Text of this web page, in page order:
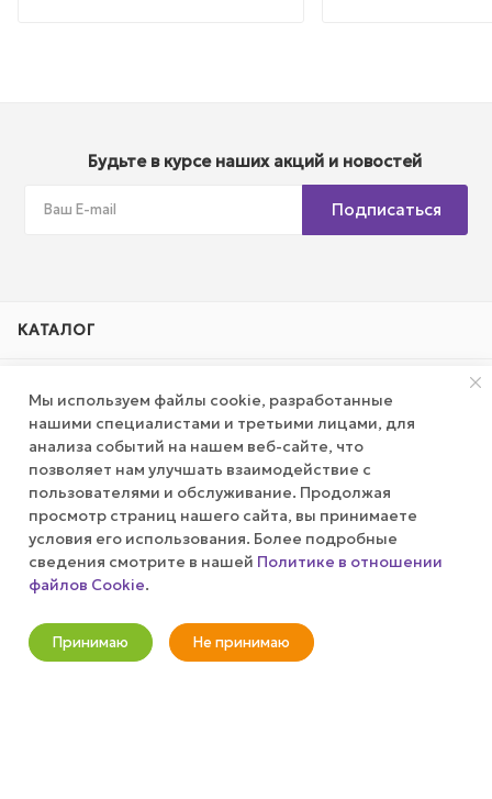
Будьте в курсе наших акций и новостей
Подписаться
КАТАЛОГ
КОМПАНИЯ
ПУБЛИЧНАЯ ОФЕРТА
КАК СДЕЛАТЬ ЗАКАЗ?
+7 (800) 100-37-51
Мы используем файлы cookie, разработанные
нашими специалистами и третьими лицами, для
анализа событий на нашем веб-сайте, что
позволяет нам улучшать взаимодействие с
пользователями и обслуживание. Продолжая
просмотр страниц нашего сайта, вы принимаете
условия его использования. Более подробные
сведения смотрите в нашей Политике в отношении
файлов Cookie.
Принимаю Не принимаю